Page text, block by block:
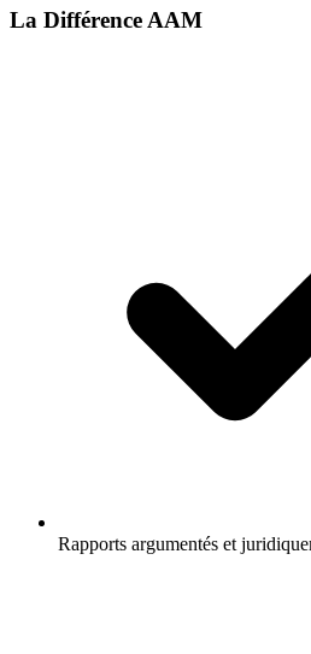
La Différence AAM
Rapports argumentés et